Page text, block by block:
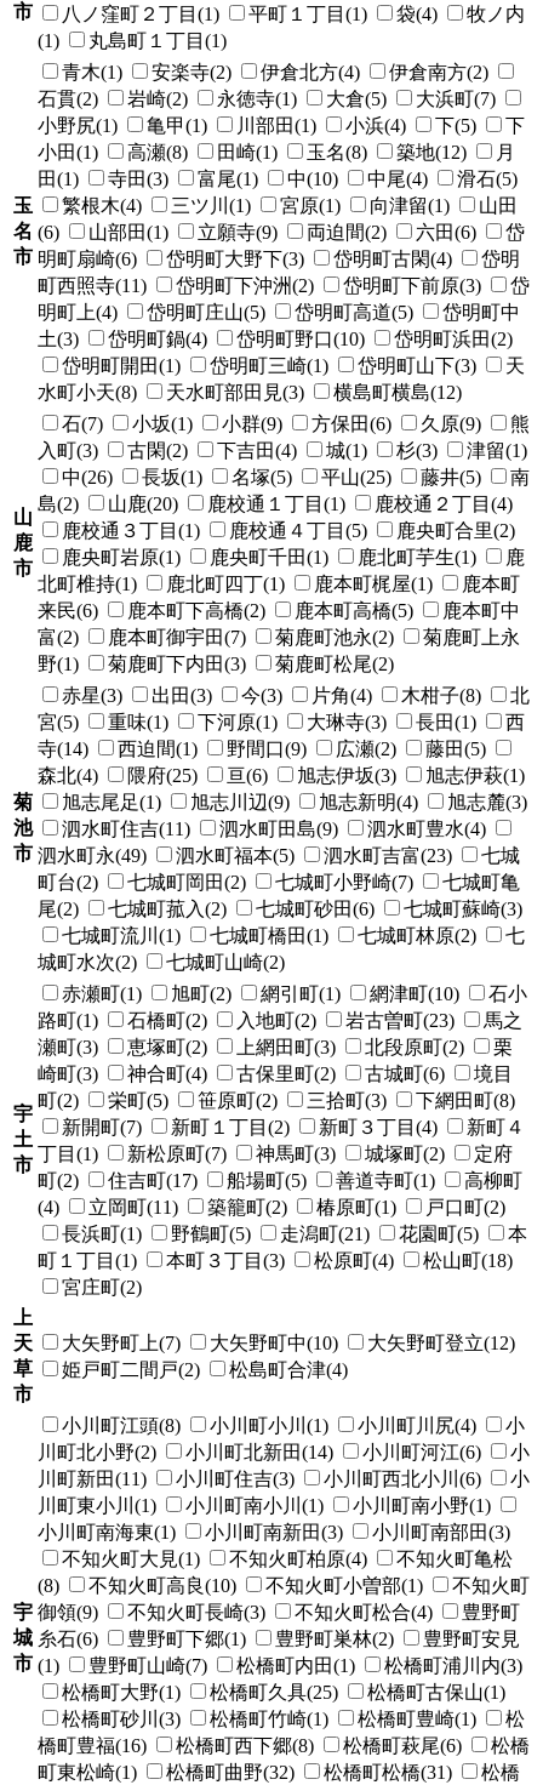
市
八ノ窪町２丁目(1)
平町１丁目(1) 袋(4)
牧ノ内
(1)
丸島町１丁目(1)
玉
名
市
青木(1) 安楽寺(2) 伊倉北方(4)
伊倉南方(2)
石貫(2)
岩崎(2) 永徳寺(1) 大倉(5)
大浜町(7)
小野尻(1)
亀甲(1) 川部田(1) 小浜(4) 下(5)
下
小田(1)
高瀬(8) 田崎(1) 玉名(8) 築地(12)
月
田(1)
寺田(3) 富尾(1) 中(10) 中尾(4)
滑石(5)
繁根木(4)
三ツ川(1) 宮原(1) 向津留(1)
山田
(6)
山部田(1) 立願寺(9) 両迫間(2) 六田(6)
岱
明町扇崎(6)
岱明町大野下(3) 岱明町古閑(4)
岱明
町西照寺(11)
岱明町下沖洲(2) 岱明町下前原(3)
岱
明町上(4)
岱明町庄山(5) 岱明町高道(5)
岱明町中
土(3)
岱明町鍋(4) 岱明町野口(10)
岱明町浜田(2)
岱明町開田(1)
岱明町三崎(1) 岱明町山下(3)
天
水町小天(8)
天水町部田見(3) 横島町横島(12)
山
鹿
市
石(7) 小坂(1) 小群(9) 方保田(6) 久原(9)
熊
入町(3)
古閑(2) 下吉田(4) 城(1) 杉(3)
津留(1)
中(26)
長坂(1) 名塚(5) 平山(25) 藤井(5)
南
島(2)
山鹿(20) 鹿校通１丁目(1)
鹿校通２丁目(4)
鹿校通３丁目(1)
鹿校通４丁目(5)
鹿央町合里(2)
鹿央町岩原(1)
鹿央町千田(1) 鹿北町芋生(1)
鹿
北町椎持(1)
鹿北町四丁(1) 鹿本町梶屋(1)
鹿本町
来民(6)
鹿本町下高橋(2) 鹿本町高橋(5)
鹿本町中
富(2)
鹿本町御宇田(7) 菊鹿町池永(2)
菊鹿町上永
野(1)
菊鹿町下内田(3) 菊鹿町松尾(2)
菊
池
市
赤星(3) 出田(3) 今(3) 片角(4) 木柑子(8)
北
宮(5)
重味(1) 下河原(1) 大琳寺(3) 長田(1)
西
寺(14)
西迫間(1) 野間口(9) 広瀬(2)
藤田(5)
森北(4)
隈府(25) 亘(6) 旭志伊坂(3)
旭志伊萩(1)
旭志尾足(1)
旭志川辺(9) 旭志新明(4)
旭志麓(3)
泗水町住吉(11)
泗水町田島(9)
泗水町豊水(4)
泗水町永(49)
泗水町福本(5) 泗水町吉富(23)
七城
町台(2)
七城町岡田(2) 七城町小野崎(7)
七城町亀
尾(2)
七城町菰入(2) 七城町砂田(6)
七城町蘇崎(3)
七城町流川(1)
七城町橋田(1) 七城町林原(2)
七
城町水次(2)
七城町山崎(2)
宇
土
市
赤瀬町(1) 旭町(2) 網引町(1) 網津町(10)
石小
路町(1)
石橋町(2) 入地町(2) 岩古曽町(23)
馬之
瀬町(3)
恵塚町(2) 上網田町(3) 北段原町(2)
栗
崎町(3)
神合町(4) 古保里町(2) 古城町(6)
境目
町(2)
栄町(5) 笹原町(2) 三拾町(3)
下網田町(8)
新開町(7)
新町１丁目(2) 新町３丁目(4)
新町４
丁目(1)
新松原町(7) 神馬町(3) 城塚町(2)
定府
町(2)
住吉町(17) 船場町(5) 善道寺町(1)
高柳町
(4)
立岡町(11) 築籠町(2) 椿原町(1)
戸口町(2)
長浜町(1)
野鶴町(5) 走潟町(21) 花園町(5)
本
町１丁目(1)
本町３丁目(3) 松原町(4)
松山町(18)
宮庄町(2)
上
天
草
市
大矢野町上(7) 大矢野町中(10)
大矢野町登立(12)
姫戸町二間戸(2)
松島町合津(4)
宇
城
市
小川町江頭(8) 小川町小川(1) 小川町川尻(4)
小
川町北小野(2)
小川町北新田(14) 小川町河江(6)
小
川町新田(11)
小川町住吉(3) 小川町西北小川(6)
小
川町東小川(1)
小川町南小川(1)
小川町南小野(1)
小川町南海東(1)
小川町南新田(3)
小川町南部田(3)
不知火町大見(1)
不知火町柏原(4)
不知火町亀松
(8)
不知火町高良(10) 不知火町小曽部(1)
不知火町
御領(9)
不知火町長崎(3) 不知火町松合(4)
豊野町
糸石(6)
豊野町下郷(1) 豊野町巣林(2)
豊野町安見
(1)
豊野町山崎(7) 松橋町内田(1)
松橋町浦川内(3)
松橋町大野(1)
松橋町久具(25)
松橋町古保山(1)
松橋町砂川(3)
松橋町竹崎(1) 松橋町豊崎(1)
松
橋町豊福(16)
松橋町西下郷(8) 松橋町萩尾(6)
松橋
町東松崎(1)
松橋町曲野(32) 松橋町松橋(31)
松橋